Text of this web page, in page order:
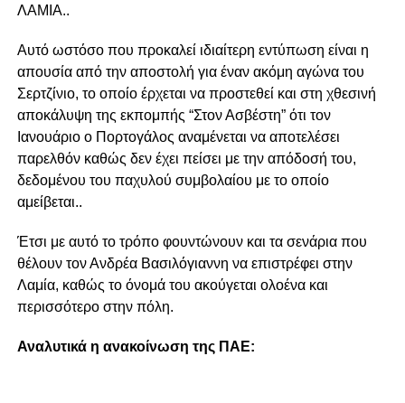
ΛΑΜΙΑ..
Αυτό ωστόσο που προκαλεί ιδιαίτερη εντύπωση είναι η
απουσία από την αποστολή για έναν ακόμη αγώνα του
Σερτζίνιο, το οποίο έρχεται να προστεθεί και στη χθεσινή
αποκάλυψη της εκπομπής “Στον Ασβέστη” ότι τον
Ιανουάριο ο Πορτογάλος αναμένεται να αποτελέσει
παρελθόν καθώς δεν έχει πείσει με την απόδοσή του,
δεδομένου του παχυλού συμβολαίου με το οποίο
αμείβεται..
Έτσι με αυτό το τρόπο φουντώνουν και τα σενάρια που
θέλουν τον Ανδρέα Βασιλόγιαννη να επιστρέφει στην
Λαμία, καθώς το όνομά του ακούγεται ολοένα και
περισσότερο στην πόλη.
Αναλυτικά η ανακοίνωση της ΠΑΕ: